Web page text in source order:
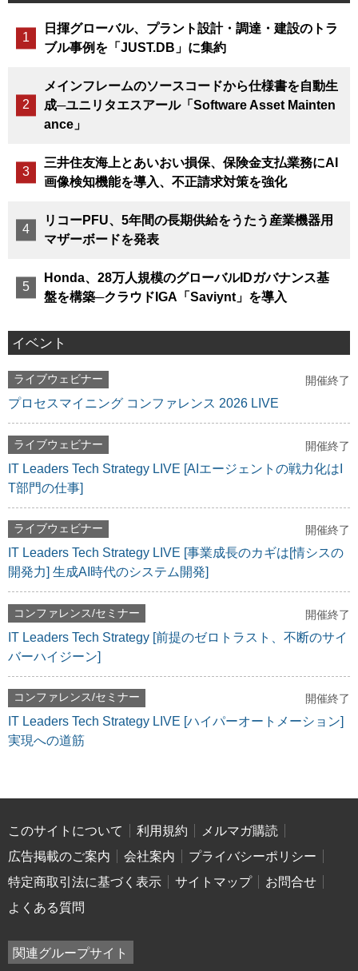
日揮グローバル、プラント設計・調達・建設のトラ
ブル事例を「JUST.DB」に集約
メインフレームのソースコードから仕様書を自動生
成─ユニリタエスアール「Software Asset Mainten
ance」
三井住友海上とあいおい損保、保険金支払業務にAI
画像検知機能を導入、不正請求対策を強化
リコーPFU、5年間の長期供給をうたう産業機器用
マザーボードを発表
Honda、28万人規模のグローバルIDガバナンス基
盤を構築─クラウドIGA「Saviynt」を導入
イベント
ライブウェビナー 開催終了
プロセスマイニング コンファレンス 2026 LIVE
ライブウェビナー 開催終了
IT Leaders Tech Strategy LIVE [AIエージェントの戦力化はI
T部門の仕事]
ライブウェビナー 開催終了
IT Leaders Tech Strategy LIVE [事業成長のカギは[情シスの
開発力] 生成AI時代のシステム開発]
コンファレンス/セミナー 開催終了
IT Leaders Tech Strategy [前提のゼロトラスト、不断のサイ
バーハイジーン]
コンファレンス/セミナー 開催終了
IT Leaders Tech Strategy LIVE [ハイパーオートメーション]
実現への道筋
このサイトについて 利用規約
メルマガ購読
広告掲載のご案内
会社案内
プライバシーポリシー
特定商取引法に基づく表示
サイトマップ
お問合せ
よくある質問
関連グループサイト